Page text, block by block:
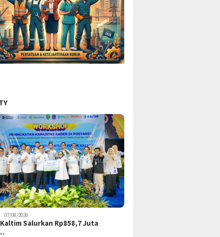
07/08/2026
Salurkan Rp858,7 Juta